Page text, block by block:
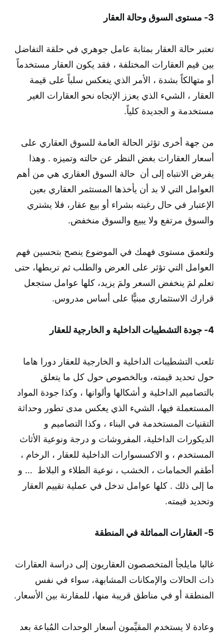
3- مستوى السوق وحالة العقار
تعتبر حالة العقار بمثابة عامل جوهري في حلقة التفاضل
بين قيم العقارات المختلفة ، فقد يكون العقار مستخدماً
أو متهالكاً بشدة ، الأمر الذي ينعكس سلباً على قيمة
العقار ، الشيء الذي يعزز الإتجاه نحو العقارات الغير
مستخدمة و الجديدة كلياً.
من جهة أخرى تؤثر الحالة العامة للسوق العقاري على
أسعار العقارات بغض النظر عن حالته وتميزه . وهذا
يفرض الانتباه إلى أن حالة السوق العقاري هي من أهم
العوامل التي لا بد أن يأخذها المستثمر العقاري بعين
الإعتبار في حال رغبته بشراء أو بيع عقار، فلا يشتري
والسوق مرتفع ولا يبيع والسوق منخفض.
ولتعمق مستوى فهمك في الموضوع ينصح بتحسين فهم
العوامل التي تؤثر على العرض والطلب ثم تربطها، حتى
تعلم لمَ ينخفض السعر ولمَ يزيد، كلها عوامل ستجعل
قرارك الاستثماري مبنيًّا على أساس مدروس.
4- جودة التشطيبات الداخلية و الخارجية للعقار
تلعب التشطيبات الداخلية و الخارجية للعقار دورا هاما
حول تحديد قيمته، وبالخصوص حول كل ما يتعلق
بالتصاميم الداخلية و أشكالها وألوانها ، وكذا جودة المواد
المستعملة فيها، الشيء الذي يعكس مدى تطور وحداثة
التقنيات المستخدمة في البناء ، وكذا التصاميم و
الديكورات الداخلية، المفروشات و درجة ونوعية الأثاث
المستخدم ، و الاكسسوارات الداخلية للعقار ، الرخام ،
أطقم الحمامات ، الخشب ، نوعية الطلاء و البلاط … و
ما إلى ذلك . كلها عوامل تدخل في عملية تقييم العقار
وتحديد قيمته.
5- العقارات المماثلة في المنطقة
غالبا مايلجأ المتخصصون العقاريون إلى دراسة العقارات
ذات الحالات والإمكانات المشابهة، سواء في نفس
المنطقة أو في مناطق قريبة منها، للمقارنة بين الأسعار.
وعادة لا يستخدم المقيِّمون أسعار الوحدات المُباعة بعد